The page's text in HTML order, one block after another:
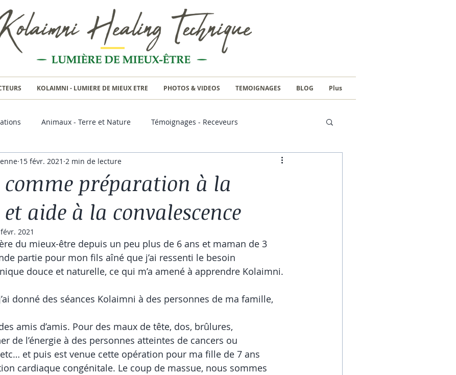
KOLAIMNI - LUMIERE DE MIEUX ETRE PHOTOS & VIDEOS TEMOIGNAGES BLOG Plus
Animaux - Terre et Nature Témoignages - Receveurs
préparation à la
aide à la convalescence
15 févr. 2021 2 min de lecture
2021
du mieux-être depuis un peu plus de 6 ans et maman de 3
partie pour mon fils aîné que j’ai ressenti le besoin
douce et naturelle, ce qui m’a amené à apprendre Kolaimni.
donné des séances Kolaimni à des personnes de ma famille,
amis d’amis. Pour des maux de tête, dos, brûlures,
de l’énergie à des personnes atteintes de cancers ou
et puis est venue cette opération pour ma fille de 7 ans
cardiaque congénitale. Le coup de massue, nous sommes